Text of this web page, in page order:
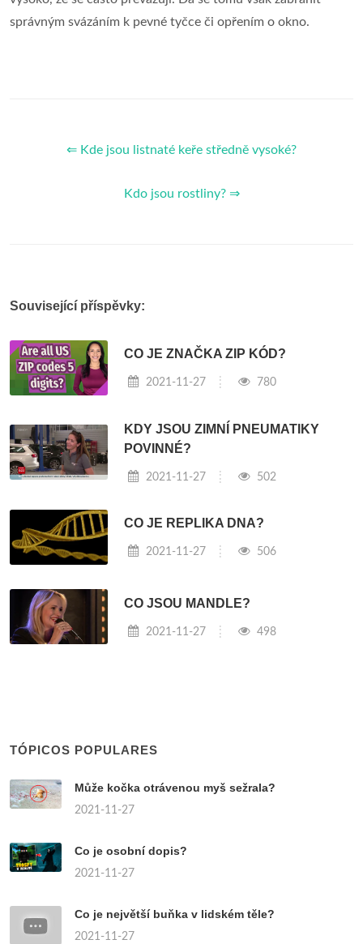
správným svázáním k pevné tyčce či opřením o okno.
⇐ Kde jsou listnaté keře středně vysoké?
Kdo jsou rostliny? ⇒
Související příspěvky:
CO JE ZNAČKA ZIP KÓD?
2021-11-27 780
KDY JSOU ZIMNÍ PNEUMATIKY
POVINNÉ?
2021-11-27 502
CO JE REPLIKA DNA?
2021-11-27 506
CO JSOU MANDLE?
2021-11-27 498
TÓPICOS POPULARES
Může kočka otrávenou myš sežrala?
2021-11-27
Co je osobní dopis?
2021-11-27
Co je největší buňka v lidském těle?
2021-11-27